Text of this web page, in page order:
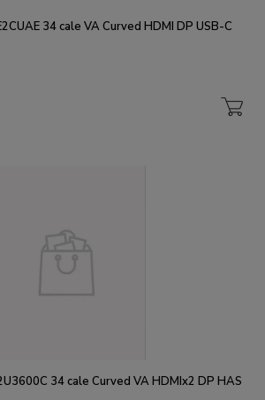
34 cale VA Curved HDMI DP USB-C
34 cale Curved VA HDMIx2 DP HAS